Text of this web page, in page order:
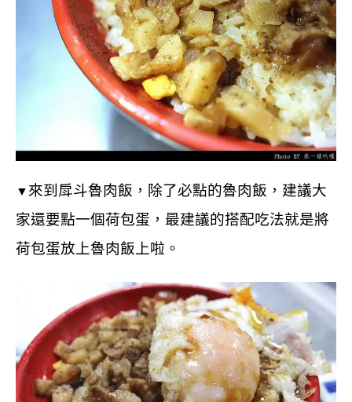
▼ 來到戽斗魯肉飯，除了必點的魯肉飯， 建議大
家還要點一個荷包蛋， 最建議的搭配吃法就是將
荷包蛋放上魯肉飯上啦。